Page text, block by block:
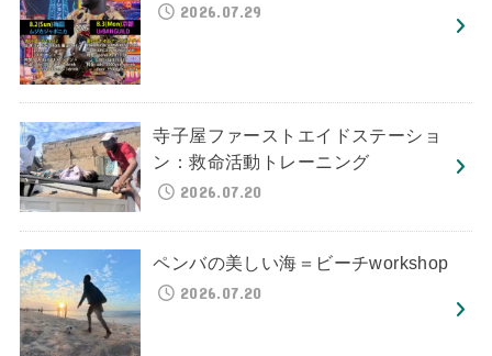
2026.07.29
寺子屋ファーストエイドステーショ
ン：救命活動トレーニング
2026.07.20
ペンバの美しい海＝ビーチworkshop
2026.07.20